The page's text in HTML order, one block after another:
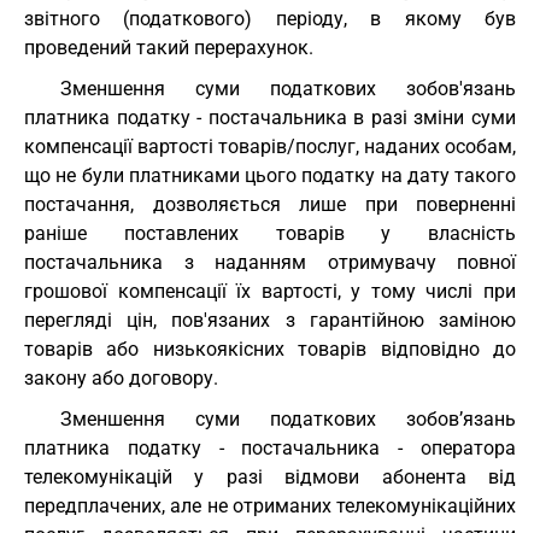
звітного (податкового) періоду, в якому був
проведений такий перерахунок.
Зменшення суми податкових зобов'язань
платника податку - постачальника в разі зміни суми
компенсації вартості товарів/послуг, наданих особам,
що не були платниками цього податку на дату такого
постачання, дозволяється лише при поверненні
раніше поставлених товарів у власність
постачальника з наданням отримувачу повної
грошової компенсації їх вартості, у тому числі при
перегляді цін, пов'язаних з гарантійною заміною
товарів або низькоякісних товарів відповідно до
закону або договору.
Зменшення суми податкових зобов’язань
платника податку - постачальника - оператора
телекомунікацій у разі відмови абонента від
передплачених, але не отриманих телекомунікаційних